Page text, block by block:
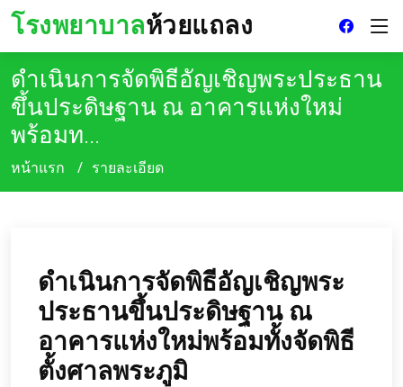
โรงพยาบาลห้วยแถลง
ดำเนินการจัดพิธีอัญเชิญพระประธาน
ขึ้นประดิษฐาน ณ อาคารแห่งใหม่
พร้อมท...
หน้าแรก รายละเอียด
ดำเนินการจัดพิธีอัญเชิญพระ
ประธานขึ้นประดิษฐาน ณ
อาคารแห่งใหม่พร้อมทั้งจัดพิธี
ตั้งศาลพระภูมิ